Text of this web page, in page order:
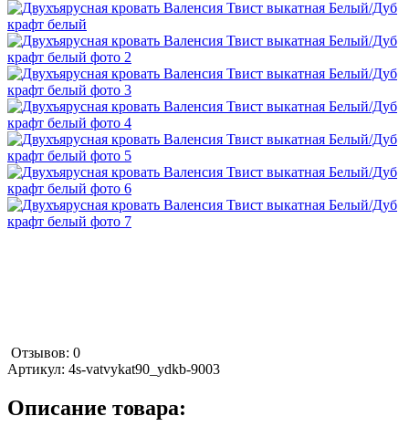
Отзывов: 0
Артикул: 4s-vatvykat90_ydkb-9003
Описание товара: